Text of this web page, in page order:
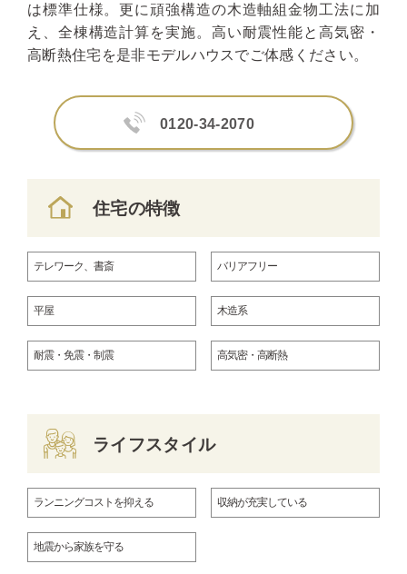
は標準仕様。更に頑強構造の木造軸組金物工法に加
え、全棟構造計算を実施。高い耐震性能と高気密・
高断熱住宅を是非モデルハウスでご体感ください。
0120-34-2070
住宅の特徴
テレワーク、書斎 バリアフリー
平屋 木造系
耐震・免震・制震 高気密・高断熱
ライフスタイル
ランニングコストを抑える 収納が充実している
地震から家族を守る